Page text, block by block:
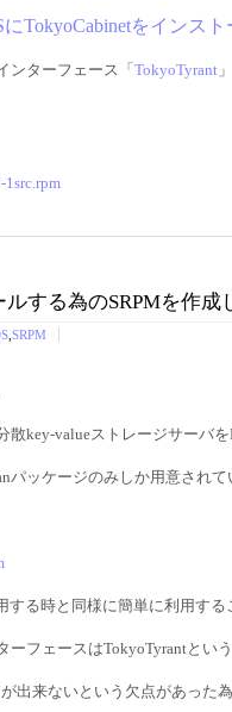
にTokyoCabinetをインス
ンターフェース「TokyoTyrant
する為のSRPMを作成
,SRPM
散key-valueストレージサーバ
ッケージのみしか用意されて
する時と同様に簡単に利用する
フェースはTokyoTyrantとい
出来ないという欠点があった